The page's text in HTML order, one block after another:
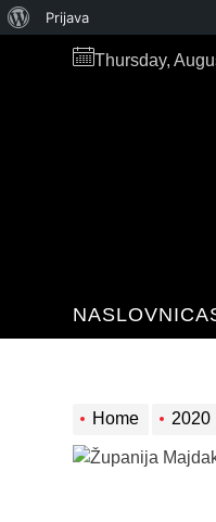
WordPressu
Prijava
Thursday,
NASLOVNICA
Home 2020